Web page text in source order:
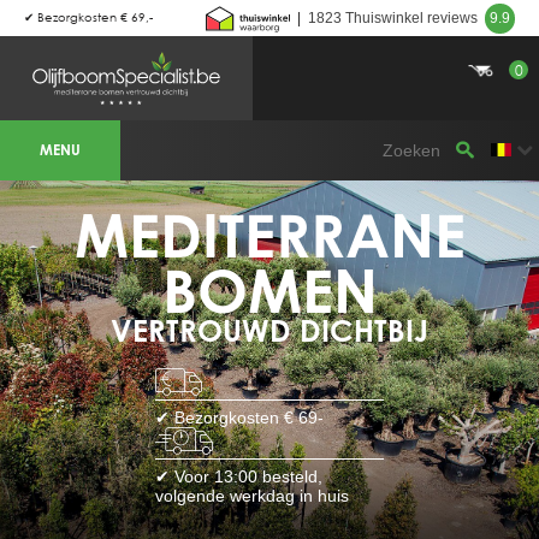
✔ Bezorgkosten € 69,- 1823 Thuiswinkel reviews 9.9
BOTANICALGROUP WERKGEBIEDEN &
WEBSITES
OLIJFBOOMSPECIALIST.NL
OLIJFBOOMSPECIALIST.BE
LESPECIALISTEDESOLIVIERS.FR
OLIVENBAUM.DE
DRZEWAOLIWNE.PL
OLIVETREESPECIALIST.COM
Bomen
BOMEN.NL
GROENBLIJVENDEBOMEN.NL
GROENBLIJVENDEBOMEN.BE
PALMBOMENSPECIALIST.NL
IMMERGRUENEBAEUME.DE
Botanicalgroup
BOTANICALGROUP.EU
BOTANICALGROUP.DE
BOTANICALGROUP.BE
0
MENU
MEDITERRANE
BOMEN
VERTROUWD DICHTBIJ
✔ Bezorgkosten € 69-
✔ Voor 13:00 besteld,
volgende werkdag in huis